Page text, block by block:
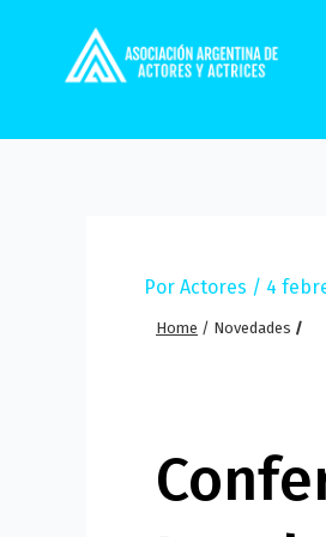
contenido
Por Actores / 4
Home / Novedades /